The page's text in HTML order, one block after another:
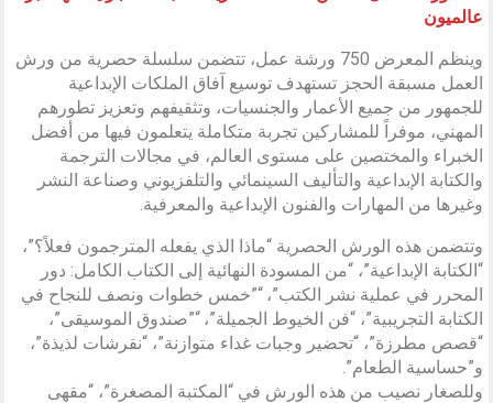
عالميون
وينظم المعرض 750 ورشة عمل، تتضمن سلسلة حصرية من ورش
العمل مسبقة الحجز تستهدف توسيع آفاق الملكات الإبداعية
للجمهور من جميع الأعمار والجنسيات، وتثقيفهم وتعزيز تطورهم
المهني، موفراً للمشاركين تجربة متكاملة يتعلمون فيها من أفضل
الخبراء والمختصين على مستوى العالم، في مجالات الترجمة
والكتابة الإبداعية والتأليف السينمائي والتلفزيوني وصناعة النشر
وغيرها من المهارات والفنون الإبداعية والمعرفية.
وتتضمن هذه الورش الحصرية “ماذا الذي يفعله المترجمون فعلاً؟”،
“الكتابة الإبداعية”، “من المسودة النهائية إلى الكتاب الكامل: دور
المحرر في عملية نشر الكتب”، “”خمس خطوات ونصف للنجاح في
الكتابة التجريبية”، “فن الخيوط الجميلة”، “”صندوق الموسيقى”،
“قصص مطرزة”، “تحضير وجبات غداء متوازنة”، “نقرشات لذيذة”،
و”حساسية الطعام”.
وللصغار نصيب من هذه الورش في “المكتبة المصغرة”، “مقهى